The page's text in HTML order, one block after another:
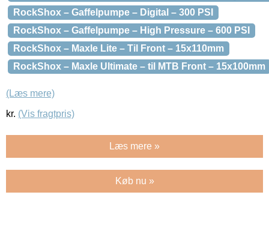
RockShox – Gaffelpumpe – Digital – 300 PSI
RockShox – Gaffelpumpe – High Pressure – 600 PSI
RockShox – Maxle Lite – Til Front – 15x110mm
RockShox – Maxle Ultimate – til MTB Front – 15x100mm
(Læs mere)
kr. (Vis fragtpris)
Læs mere »
Køb nu »